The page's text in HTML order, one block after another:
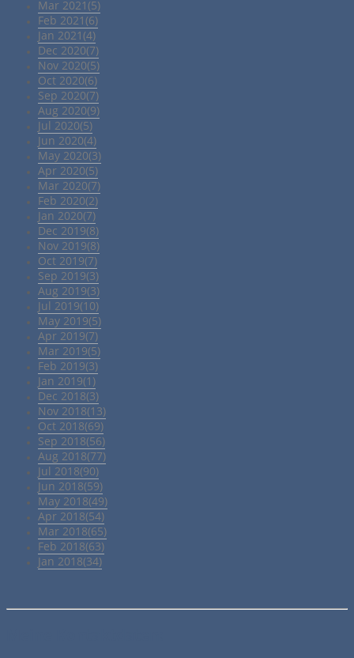
Mar 2021(5)
Feb 2021(6)
Jan 2021(4)
Dec 2020(7)
Nov 2020(5)
Oct 2020(6)
Sep 2020(7)
Aug 2020(9)
Jul 2020(5)
Jun 2020(4)
May 2020(3)
Apr 2020(5)
Mar 2020(7)
Feb 2020(2)
Jan 2020(7)
Dec 2019(8)
Nov 2019(8)
Oct 2019(7)
Sep 2019(3)
Aug 2019(3)
Jul 2019(10)
May 2019(5)
Apr 2019(7)
Mar 2019(5)
Feb 2019(3)
Jan 2019(1)
Dec 2018(3)
Nov 2018(13)
Oct 2018(69)
Sep 2018(56)
Aug 2018(77)
Jul 2018(90)
Jun 2018(59)
May 2018(49)
Apr 2018(54)
Mar 2018(65)
Feb 2018(63)
Jan 2018(34)